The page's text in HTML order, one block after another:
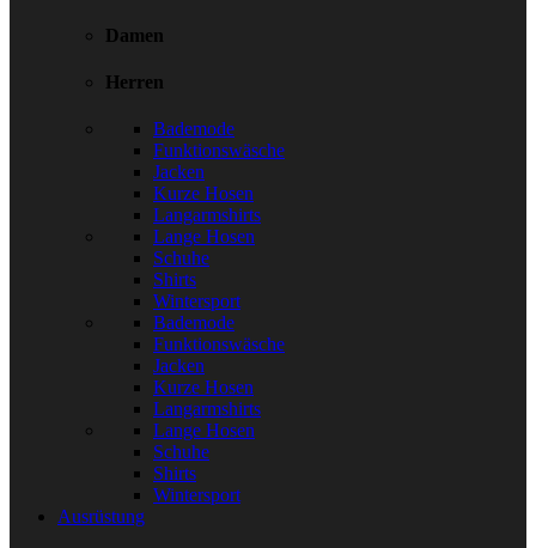
Damen
Herren
Bademode
Funktionswäsche
Jacken
Kurze Hosen
Langarmshirts
Lange Hosen
Schuhe
Shirts
Wintersport
Bademode
Funktionswäsche
Jacken
Kurze Hosen
Langarmshirts
Lange Hosen
Schuhe
Shirts
Wintersport
Ausrüstung